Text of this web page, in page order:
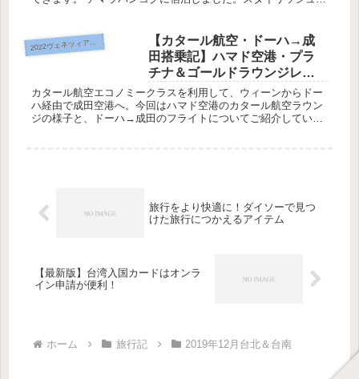
2022ヴェネツィア＆ウィーン
【カタール航空・ドーハ→成
田搭乗記】ハマド空港・プラ
チナ＆ゴールドラウンジレビ
ュー【2022年版】
カタール航空エコノミークラスを利用して、ウィーンからドー
ハ経由で成田空港へ。今回はハマド空港のカタール航空ラウン
ジの様子と、ドーハ→成田のフライトについてご紹介していま
旅行をより快適に！ダイソーで見つ
けた旅行につかえるアイテム
【最新版】台湾入国カードはオンラ
イン申請が便利！
ホーム 旅行記 2019年12月台北＆台南